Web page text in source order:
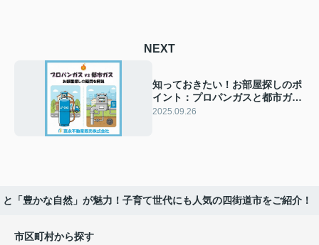
NEXT
知っておきたい！お部屋探しのポ
イント：プロパンガスと都市ガ
ス、何が違うの？富永不動産販売
2025.09.26
「豊かな自然」が魅力！子育て世代にも人気の四街道市をご紹介！
市区町村から探す